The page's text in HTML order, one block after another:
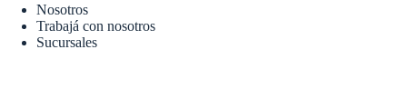
Nosotros
Trabajá con nosotros
Sucursales